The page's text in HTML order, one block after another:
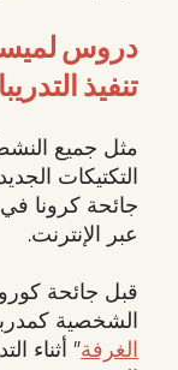
دروس
تنفيذ
مثل جميع
التكتيكات
جائحة كرونا في
عبر الإنترنت.
قبل جائحة
الشخصية
الغرفة” أثناء